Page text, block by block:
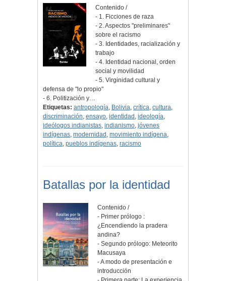
Contenido /
- 1. Ficciones de raza
- 2. Aspectos "preliminares"
sobre el racismo
- 3. Identidades, racialización y
trabajo
- 4. Identidad nacional, orden
social y movilidad
- 5. Virginidad cultural y
defensa de "lo propio"
- 6. Politización y…
Etiquetas: antropología, Bolivia, crítica, cultura,
discriminación, ensayo, identidad , ideología,
ideólogos indianistas, indianismo, jóvenes
indígenas, modernidad , movimiento indígena,
política, pueblos indígenas, racismo
Batallas por la identidad
Contenido /
- Primer prólogo :
¿Encendiendo la pradera
andina?
- Segundo prólogo: Meteorito
Macusaya
- A modo de presentación e
introducción